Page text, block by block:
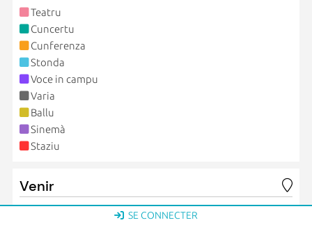
Teatru
Cuncertu
Cunferenza
Stonda
Voce in campu
Varia
Ballu
Sinemà
Staziu
Venir
Tous ces rendez-vous se déroulent au Spaziu universitariu
SE CONNECTER